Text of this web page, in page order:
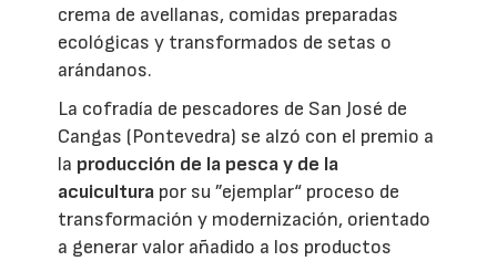
crema de avellanas, comidas preparadas
ecológicas y transformados de setas o
arándanos.
La cofradía de pescadores de San José de
Cangas (Pontevedra) se alzó con el premio a
la producción de la pesca y de la
acuicultura por su ”ejemplar“ proceso de
transformación y modernización, orientado
a generar valor añadido a los productos